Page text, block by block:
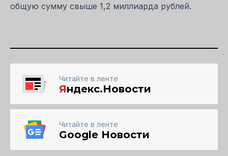
общую сумму свыше 1,2 миллиарда рублей.
Читайте в ленте
Яндекс.Новости
Читайте в ленте
Google Новости